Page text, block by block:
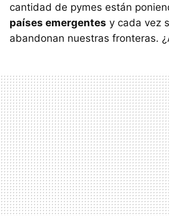
cantidad de pymes están
países emergentes y cada vez
abandonan nuestras fronteras.